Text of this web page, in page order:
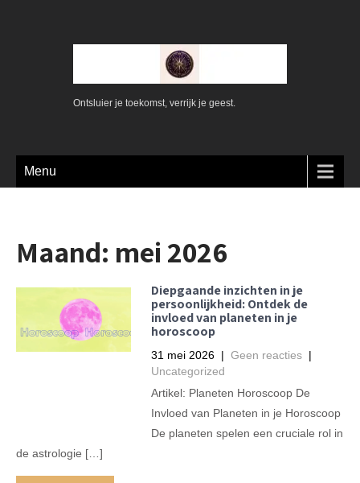
Ontsluier je toekomst, verrijk je geest.
Menu
Maand: mei 2026
Diepgaande inzichten in je
persoonlijkheid: Ontdek de
invloed van planeten in je
horoscoop
31 mei 2026 | Geen reacties |
Uncategorized
Artikel: Planeten Horoscoop De
Invloed van Planeten in je Horoscoop
De planeten spelen een cruciale rol in
de astrologie […]